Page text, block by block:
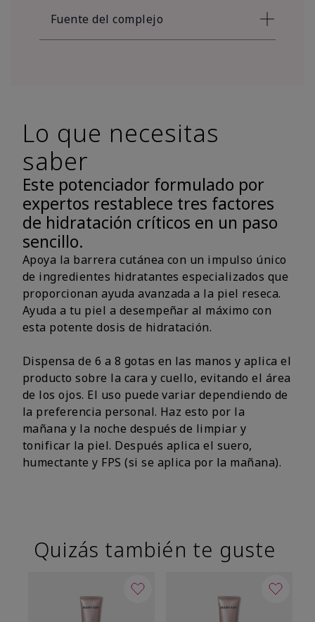
Fuente del complejo
Lo que necesitas
saber
Este potenciador formulado por
expertos restablece tres factores
de hidratación críticos en un paso
sencillo.
Apoya la barrera cutánea con un impulso único
de ingredientes hidratantes especializados que
proporcionan ayuda avanzada a la piel reseca.
Ayuda a tu piel a desempeñar al máximo con
esta potente dosis de hidratación.
Dispensa de 6 a 8 gotas en las manos y aplica el
producto sobre la cara y cuello, evitando el área
de los ojos. El uso puede variar dependiendo de
la preferencia personal. Haz esto por la
mañana y la noche después de limpiar y
tonificar la piel. Después aplica el suero,
humectante y FPS (si se aplica por la mañana).
Quizás también te guste